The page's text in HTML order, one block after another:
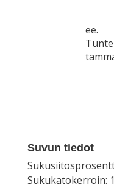
ee.
Suvun tiedot
Sukukatokerroin: 1